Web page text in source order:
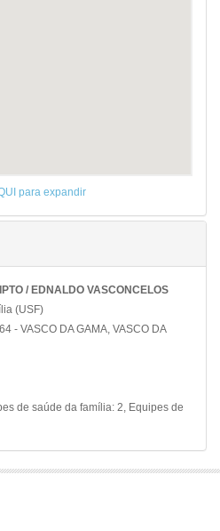
para expandir
/ EDNALDO VASCONCELOS
(USF)
- VASCO DA GAMA, VASCO DA
de saúde da família: 2, Equipes de